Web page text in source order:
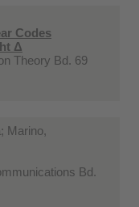
Codes
Δ
Theory Bd. 69
Marino,
Bd.